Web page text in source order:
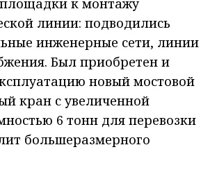
линии: подводились
инженерные сети, линии
Был приобретен и
новый мостовой
кран с увеличенной
6 тонн для перевозки
большеразмерного